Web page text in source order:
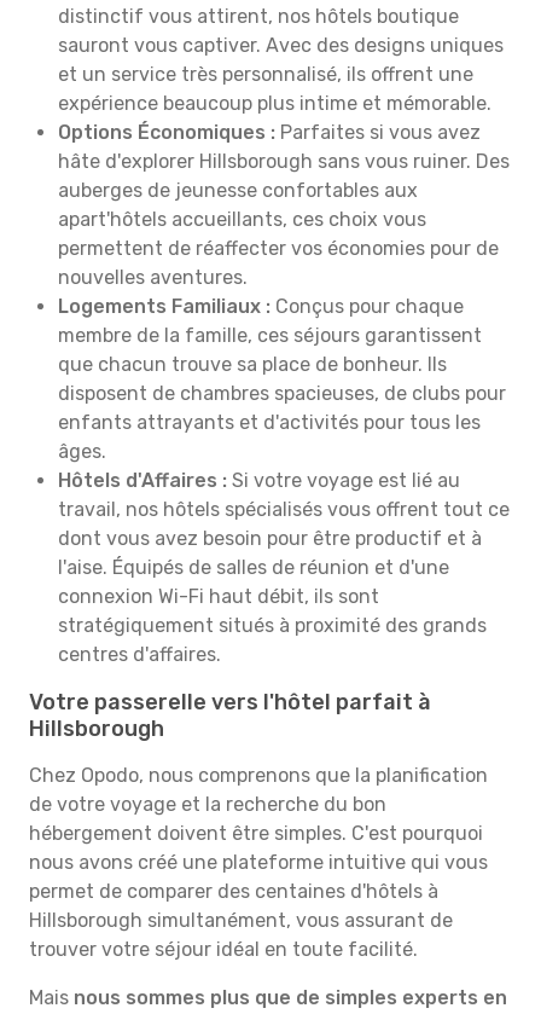
distinctif vous attirent, nos hôtels boutique
sauront vous captiver. Avec des designs uniques
et un service très personnalisé, ils offrent une
expérience beaucoup plus intime et mémorable.
Options Économiques : Parfaites si vous avez
hâte d'explorer Hillsborough sans vous ruiner. Des
auberges de jeunesse confortables aux
apart'hôtels accueillants, ces choix vous
permettent de réaffecter vos économies pour de
nouvelles aventures.
Logements Familiaux : Conçus pour chaque
membre de la famille, ces séjours garantissent
que chacun trouve sa place de bonheur. Ils
disposent de chambres spacieuses, de clubs pour
enfants attrayants et d'activités pour tous les
âges.
Hôtels d'Affaires : Si votre voyage est lié au
travail, nos hôtels spécialisés vous offrent tout ce
dont vous avez besoin pour être productif et à
l'aise. Équipés de salles de réunion et d'une
connexion Wi-Fi haut débit, ils sont
stratégiquement situés à proximité des grands
centres d'affaires.
Votre passerelle vers l'hôtel parfait à
Hillsborough
Chez Opodo, nous comprenons que la planification
de votre voyage et la recherche du bon
hébergement doivent être simples. C'est pourquoi
nous avons créé une plateforme intuitive qui vous
permet de comparer des centaines d'hôtels à
Hillsborough simultanément, vous assurant de
trouver votre séjour idéal en toute facilité.
Mais nous sommes plus que de simples experts en